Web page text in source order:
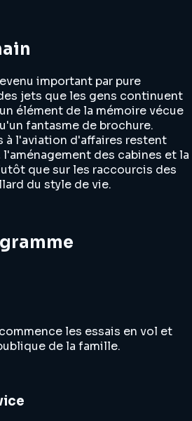
important par pure
jets que les gens continuent
élément de la mémoire vécue
fantasme de brochure.
à l'aviation d'affaires restent
des cabines et la
que sur les raccourcis des
du style de vie.
les essais en vol et
de la famille.